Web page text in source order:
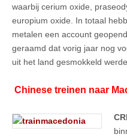
waarbij cerium oxide,
europium oxide. In totaal
metalen een account
geraamd dat vorig jaar nog
uit het land gesmokkeld
Chinese treinen naar